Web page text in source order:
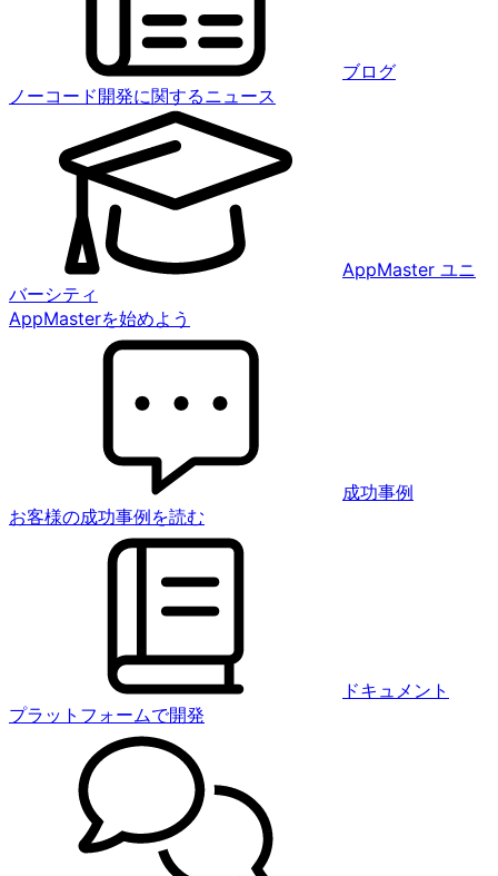
ブログ
ノーコード開発に関するニュース
AppMaster ユニ
バーシティ
AppMasterを始めよう
成功事例
お客様の成功事例を読む
ドキュメント
プラットフォームで開発